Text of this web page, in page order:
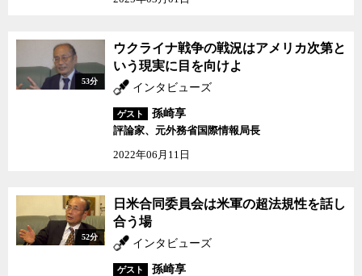
基地建設をごり押しはしないだろうと言う。なぜならば、アメリカ
は、反基地感情を刺激し過ぎることで、それが嘉手納など、アメリ
カ軍の海外戦略の生命線にまで飛び火することを最も恐れているか
らだという。嘉手納などに比べればアメリカにとって普天間問題は
小さな問題であり、それが少しこじれたくらいで日米関係が損なわ
は決して望んでいないからだ。
米関係において日本はすでにアメリカに対して対等以上の関係にあ
る」と考え合わせると、結局今回の普天間移設をめぐる迷走は、交
渉巧者のアメリカにしてやられたというだけのことだったのかもし
れないという気さえしてくるではないか。
日本がアメリカを失いたくない以上に、アメリカは日本を失いた
53分
ウクライナ戦争の戦況はアメリカ次第と
いう現実に目を向けよ
インタビューズ
ゲスト
孫崎享
評論家、元外務省国際情報局長
2022年06月11日
52分
日米合同委員会は米軍の超法規性を話し
合う場
インタビューズ
ゲスト
孫崎享